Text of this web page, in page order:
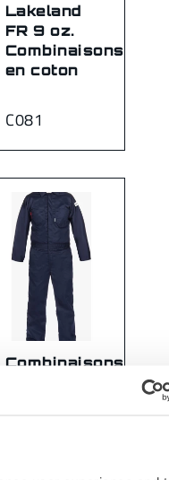
C081
Lakeland
FR 9 oz.
Combinaisons
en coton
Combinaisons